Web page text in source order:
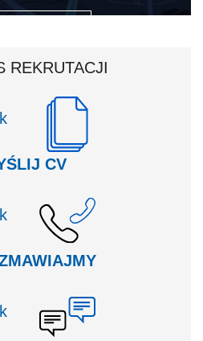
REKRUTACJI
CV